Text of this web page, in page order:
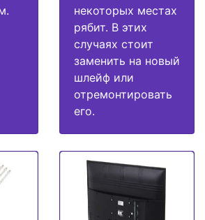
некоторых местах
рябит. В этих
случаях стоит
заменить на новый
шлейф или
отремонтировать
его.